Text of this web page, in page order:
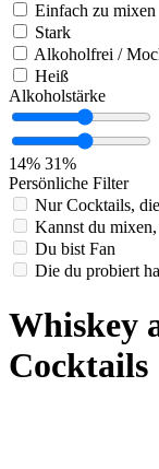
Einfach zu mixen
Stark
Alkoholfrei /
Heiß
Alkoholstärke
14% 31%
Persönliche Filter
Nur Cocktails,
Kannst du
Du bist Fan
Die du probiert
Whiskey
Cocktails